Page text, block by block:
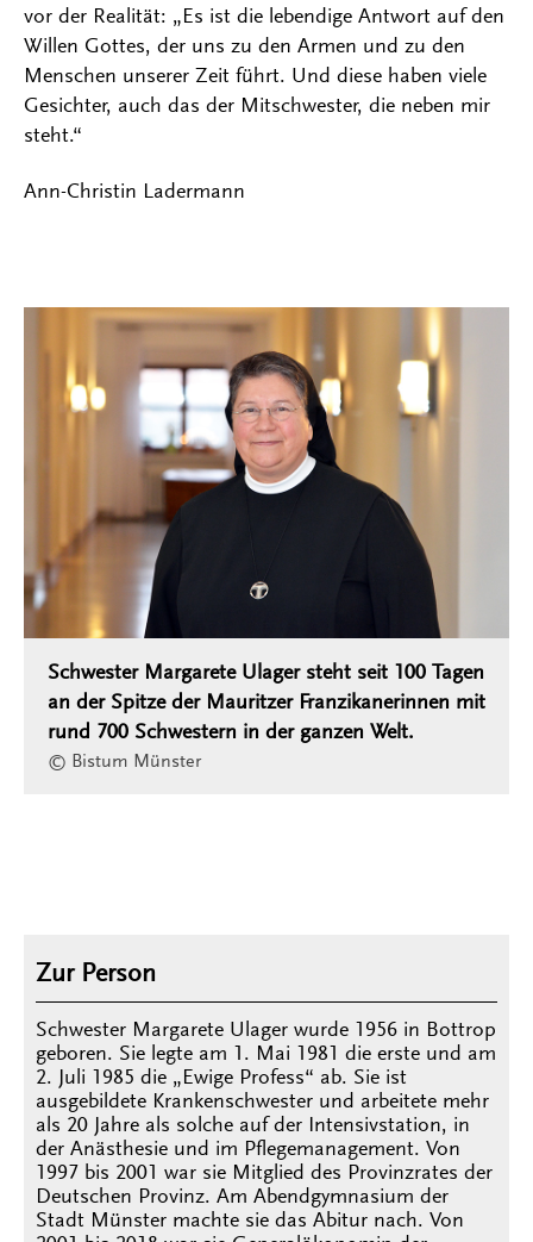
vor der Realität: „Es ist die lebendige Antwort auf den
Willen Gottes, der uns zu den Armen und zu den
Menschen unserer Zeit führt. Und diese haben viele
Gesichter, auch das der Mitschwester, die neben mir
steht.“
Ann-Christin Ladermann
Schwester Margarete Ulager steht seit 100 Tagen
an der Spitze der Mauritzer Franzikanerinnen mit
rund 700 Schwestern in der ganzen Welt.
© Bistum Münster
Zur Person
Schwester Margarete Ulager wurde 1956 in Bottrop
geboren. Sie legte am 1. Mai 1981 die erste und am
2. Juli 1985 die „Ewige Profess“ ab. Sie ist
ausgebildete Krankenschwester und arbeitete mehr
als 20 Jahre als solche auf der Intensivstation, in
der Anästhesie und im Pflegemanagement. Von
1997 bis 2001 war sie Mitglied des Provinzrates der
Deutschen Provinz. Am Abendgymnasium der
Stadt Münster machte sie das Abitur nach. Von